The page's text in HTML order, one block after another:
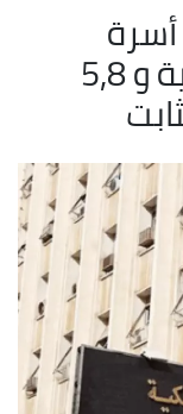
أسرة
بتكنولوجيا الألياف البصرية و 5,8